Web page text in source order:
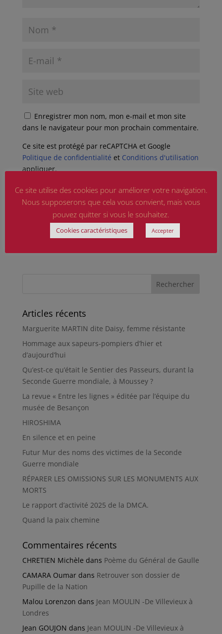
Enregistrer mon nom, mon e-mail et mon site
dans le navigateur pour mon prochain commentaire.
Ce site est protégé par reCAPTCHA et Google
Politique de confidentialité et Conditions d'utilisation
appliquer.
Articles récents
Marguerite MARTIN dite Daisy, femme résistante
Hommage aux sapeurs-pompiers d’hier et
d’aujourd’hui
Qu’est-ce qu’était le Sentier des Passeurs, durant la
Seconde Guerre mondiale, à Moussey ?
La revue « Entre les lignes » éditée par l’équipe du
musée de Besançon
HIROSHIMA
En silence et en peine
Futur Mur des noms des victimes de la Seconde
Guerre mondiale
RÉPARER LES OMISSIONS SUR LES MONUMENTS AUX
MORTS
Le rapport d’activité 2025 de la DMCA.
Quand la paix chemine
Commentaires récents
CHRETIEN Michèle dans Poème du Général de Gaulle
CAMARA Oumardans Retrouver son dossier de
Pupille de la Nation
Malou Lorenzon dans Jean MOULIN -De Villevieux à
Londres
Jean GOUJON dans Jean MOULIN -De Villevieux à
Ce site utilise des cookies pour améliorer votre navigation.
Nous supposerons que cela vous convient, mais vous
pouvez quitter si vous le souhaitez.
Cookies caractéristiques Accepter